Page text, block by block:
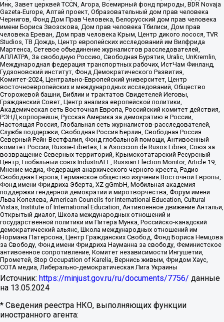
Инк, Завет церквей TCCN, Агора, Всемирный фонд природы, BDR Novaja
Gazeta-Europe, Алтай проект, Образовательный дом прав человека
Чернигов, Фонд Дом Прав Человека, Белорусский дом прав человека
имени Бориса Звозскова, Дом прав человека Тбилиси, Дом прав
человека Ереван, Дом прав человека Крым, Центр дикого лосося, TVR
Studios, ТВ Дождь, Центр европейских исследований им Вилфрида
Мартенса, Сетевое объединение журналистов расследователей,
АЛЛАТРА, За свободную Россию, Свободная Бурятия, Uralic, UnKremlin,
Международная федерация транспортных рабочих, ИстЧам Финланд,
Гудзоновский институт, Фонд Демократического Развития,
Комитет-2024, Центрально-Европейский университет, Центр
восточноевропейских и международных исследований, Общество
Сторожевой башни, Библии и трактатов Свидетелей Иеговы,
Гражданский Совет, Центр анализа европейской политики,
Академическая сеть Восточная Европа, Российский комитет действия,
РЭНД корпорейшн, Русская Америка за демократию в России,
Настоящая Россия, Глобальная сеть журналистов-расследователей,
Служба поддержки, Свободная Россия Берлин, Свободная Россия
Северный Рейн-Вестфалия, Фонд глобальной помощи, Антивоенный
комитет России, Russie-Libertes, La Asocicion de Rusos Libres, Союз за
возвращение Северных территорий, Крымскотатарский Ресурсный
Центр, Глобальный союз IndustriALL, Russian Election Monitor, Article 19,
Мнение медиа, Федерация анархического черного креста, Радио
Свободная Европа, Германское общество изучения Восточной Европы,
Фонд имени Фридриха Эберта, XZ gGmbH, Мобильная академия
поддержки гендерной демократии и миротворчества, Форум имени
Льва Копелева, American Councils for International Education, Cultural
Vistas, Institute of International Education, Антивоенное движение Антальи,
Открытый диалог, Школа международных отношений и
государственной политики им Питера Мунка, Российско-канадский
демократический альянс, Школа международных отношений им
Нормана Патерсона, Центр Гражданских Свобод, Фонд Бориса Немцова
за Свободу, Фонд имени Фридриха Науманна за свободу, Феминистское
антивоенное сопротивление, Комитет независимости Ингушетии,
Прометей, Stop Occupation of Karelia, Вернись живым, Фридом Хаус,
СОТА медиа, Либерально-демократическая Лига Украины
Источник: https://minjust.gov.ru/ru/documents/7756/ данные
на 13.05.2024
* Сведения реестра НКО, выполняющих функции
иностранного агента: